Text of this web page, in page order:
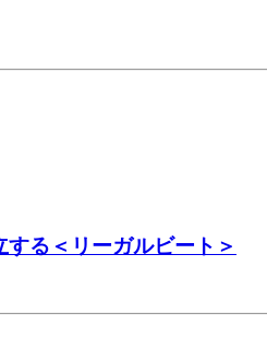
る＜リーガルビート＞